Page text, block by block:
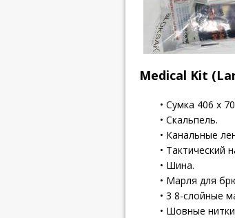
Medical Kit
• Сумка 406 х
• Скальпель.
• Канальные
• Тактический
• Шина.
• Марля для
• 3 8-слойные
• Шовные